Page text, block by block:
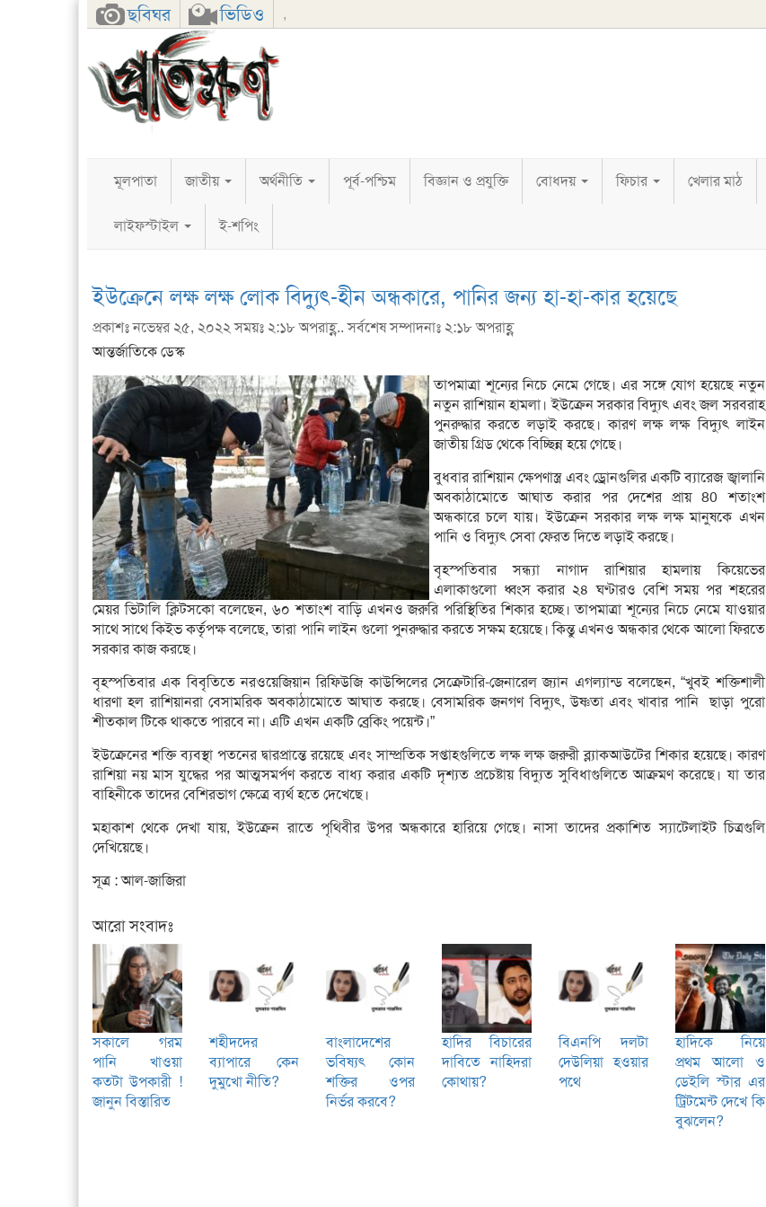
ছবিঘর ভিডিও ,
FacebookTwitterGoogle+
মূলপাতা জাতীয় অর্থনীতি পূর্ব-পশ্চিম বিজ্ঞান ও প্রযুক্তি বোধদয় ফিচার খেলার মাঠ
লাইফস্টাইল ই-শপিং
ইউক্রেনে লক্ষ লক্ষ লোক বিদ্যুৎ-হীন অন্ধকারে, পানির জন্য হা-হা-কার হয়েছে
প্রকাশঃ নভেম্বর ২৫, ২০২২ সময়ঃ ২:১৮ অপরাহ্ণ.. সর্বশেষ সম্পাদনাঃ ২:১৮ অপরাহ্ণ
আন্তর্জাতিকে ডেস্ক
তাপমাত্রা শূন্যের নিচে নেমে গেছে। এর সঙ্গে যোগ হয়েছে নতুন
নতুন রাশিয়ান হামলা। ইউক্রেন সরকার বিদ্যুৎ এবং জল সরবরাহ
পুনরুদ্ধার করতে লড়াই করছে। কারণ লক্ষ লক্ষ বিদ্যুৎ লাইন
জাতীয় গ্রিড থেকে বিচ্ছিন্ন হয়ে গেছে।
বুধবার রাশিয়ান ক্ষেপণাস্ত্র এবং ড্রোনগুলির একটি ব্যারেজ জ্বালানি
অবকাঠামোতে আঘাত করার পর দেশের প্রায় 80 শতাংশ
অন্ধকারে চলে যায়। ইউক্রেন সরকার লক্ষ লক্ষ মানুষকে এখন
পানি ও বিদ্যুৎ সেবা ফেরত দিতে লড়াই করছে।
বৃহস্পতিবার সন্ধ্যা নাগাদ রাশিয়ার হামলায় কিয়েভের
এলাকাগুলো ধ্বংস করার ২৪ ঘণ্টারও বেশি সময় পর শহরের
মেয়র ভিটালি ক্লিটসকো বলেছেন, ৬০ শতাংশ বাড়ি এখনও জরুরি পরিস্থিতির শিকার হচ্ছে। তাপমাত্রা শূন্যের নিচে নেমে যাওয়ার
সাথে সাথে কিইভ কর্তৃপক্ষ বলেছে, তারা পানি লাইন গুলো পুনরুদ্ধার করতে সক্ষম হয়েছে। কিন্তু এখনও অন্ধকার থেকে আলো ফিরতে
সরকার কাজ করছে।
বৃহস্পতিবার এক বিবৃতিতে নরওয়েজিয়ান রিফিউজি কাউন্সিলের সেক্রেটারি-জেনারেল জ্যান এগল্যান্ড বলেছেন, “খুবই শক্তিশালী
ধারণা হল রাশিয়ানরা বেসামরিক অবকাঠামোতে আঘাত করছে। বেসামরিক জনগণ বিদ্যুৎ, উষ্ণতা এবং খাবার পানি ছাড়া পুরো
শীতকাল টিকে থাকতে পারবে না। এটি এখন একটি ব্রেকিং পয়েন্ট।”
ইউক্রেনের শক্তি ব্যবস্থা পতনের দ্বারপ্রান্তে রয়েছে এবং সাম্প্রতিক সপ্তাহগুলিতে লক্ষ লক্ষ জরুরী ব্ল্যাকআউটের শিকার হয়েছে। কারণ
রাশিয়া নয় মাস যুদ্ধের পর আত্মসমর্পণ করতে বাধ্য করার একটি দৃশ্যত প্রচেষ্টায় বিদ্যুত সুবিধাগুলিতে আক্রমণ করেছে। যা তার
বাহিনীকে তাদের বেশিরভাগ ক্ষেত্রে ব্যর্থ হতে দেখেছে।
মহাকাশ থেকে দেখা যায়, ইউক্রেন রাতে পৃথিবীর উপর অন্ধকারে হারিয়ে গেছে। নাসা তাদের প্রকাশিত স্যাটেলাইট চিত্রগুলি
দেখিয়েছে।
সূত্র : আল-জাজিরা
আরো সংবাদঃ
সকালে গরম
পানি খাওয়া
কতটা উপকারী !
জানুন বিস্তারিত
শহীদদের
ব্যাপারে কেন
দুমুখো নীতি?
বাংলাদেশের
ভবিষ্যৎ কোন
শক্তির ওপর
নির্ভর করবে?
হাদির বিচারের
দাবিতে নাহিদরা
কোথায়?
বিএনপি দলটা
দেউলিয়া হওয়ার
পথে
হাদিকে নিয়ে
প্রথম আলো ও
ডেইলি স্টার এর
ট্রিটমেন্ট দেখে কি
বুঝলেন?